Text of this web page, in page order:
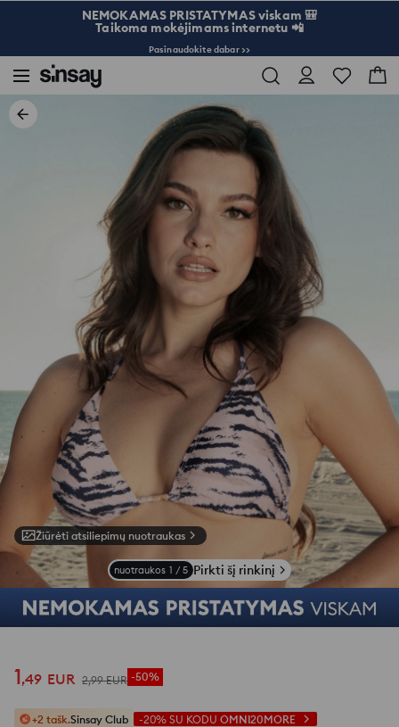
NEMOKAMAS PRISTATYMAS viskam 🎒
Taikoma mokėjimams internetu 📲
Pasinaudokite dabar >>
Žiūrėti atsiliepimų nuotraukas
nuotraukos 1 / 5 Pirkti šį rinkinį
1,49 EUR 2,99 EUR -50%
+2 tašk.Sinsay Club -20% SU KODU OMNI20MORE